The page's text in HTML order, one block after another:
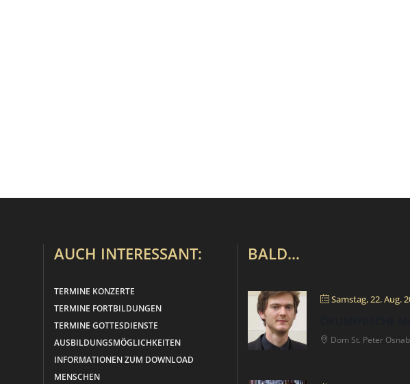
AUCH INTERESSANT:
TERMINE KONZERTE
TERMINE FORTBILDUNGEN
TERMINE GOTTESDIENSTE
AUSBILDUNGSMÖGLICHKEITEN
INFORMATIONEN ZUM DOWNLOAD
MENSCHEN
BALD…
Samstag, 22. Aug.
Dom St. Peter